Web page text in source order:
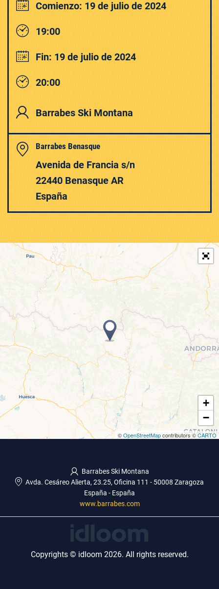
Comienzo: 19 de julio de 2024
19:00
Fin: 19 de julio de 2024
20:00
Barrabes Ski Montana
Barrabes Benasque
Avenida de Francia s/n
22440 Benasque AR
España
+
−
©OpenStreetMapcontributors ©CARTO
Barrabes Ski Montana
Avda. Cesáreo Alierta, 23.25, Oficina 111 - 50008 Zaragoza
España - España
www.barrabes.com
Copyrights © idloom 2026. All rights reserved.